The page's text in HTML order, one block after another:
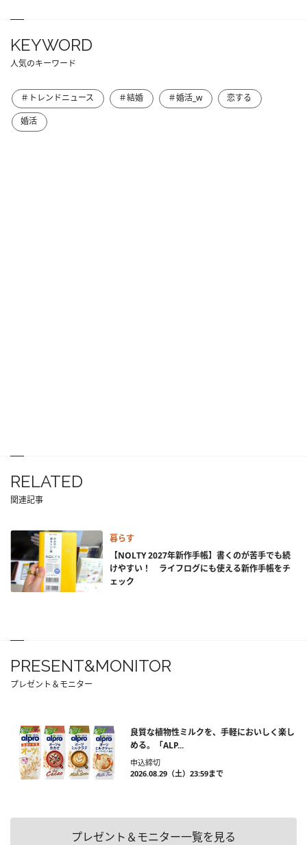
KEYWORD
人気のキーワード
＃トレンドニュース ＃結婚 ＃婚活_w
恋する
婚活
RELATED
関連記事
暮らす
【NOLTY 2027年新作手帳】書くのが苦手でも続
けやすい！ ライフログにも使える新作手帳をチ
ェック
PRESENT&MONITOR
プレゼント＆モニター
良質な植物性ミルクを、手軽においしく楽し
める。「ALP...
申込締切
2026.08.29（土）23:59まで
プレゼント＆モニター一覧を見る